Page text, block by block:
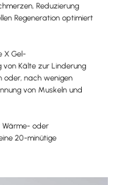
Reduzierung
Regeneration optimiert
X Gel-
Kälte zur Linderung
oder, nach wenigen
von Muskeln und
Wärme- oder
20-minütige